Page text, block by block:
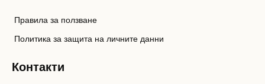
Правила за ползване
Политика за защита на личните данни
Контакти